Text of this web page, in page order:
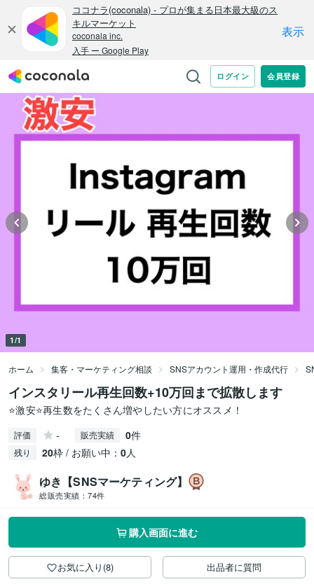
1/1
ホーム 集客・マーケティング相談 SNSアカウント運用・作成代行
インスタリール再生回数+10万回まで拡散します
⭐️激安⭐️再生数をたくさん増やしたい方にオススメ！
評価 - 販売実績 0件
残り 20枠 / お願い中： 0人
ゆき【SNSマーケティング】
総販売実績： 74件
購入画面に進む
お気に入り(8) 出品者に質問